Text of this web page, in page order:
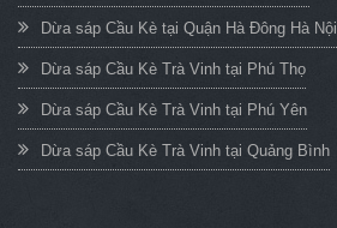
Dừa sáp Cầu Kè tại Quận Hà Đông Hà Nội
Dừa sáp Cầu Kè Trà Vinh tại Phú Thọ
Dừa sáp Cầu Kè Trà Vinh tại Phú Yên
Dừa sáp Cầu Kè Trà Vinh tại Quảng Bình